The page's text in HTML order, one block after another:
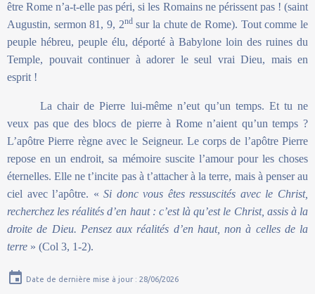
être Rome n’a-t-elle pas péri, si les Romains ne périssent pas ! (saint
Augustin, sermon 81, 9, 2ndsur la chute de Rome). Tout comme le
peuple hébreu, peuple élu, déporté à Babylone loin des ruines du
Temple, pouvait continuer à adorer le seul vrai Dieu, mais en
esprit !
La chair de Pierre lui-même n’eut qu’un temps. Et tu ne
veux pas que des blocs de pierre à Rome n’aient qu’un temps ?
L’apôtre Pierre règne avec le Seigneur. Le corps de l’apôtre Pierre
repose en un endroit, sa mémoire suscite l’amour pour les choses
éternelles. Elle ne t’incite pas à t’attacher à la terre, mais à penser au
ciel avec l’apôtre. «Si donc vous êtes ressuscités avec le Christ,
recherchez les réalités d’en haut : c’est là qu’est le Christ, assis à la
droite de Dieu. Pensez aux réalités d’en haut, non à celles de la
terre » (Col 3, 1-2).
Date de dernière mise à jour : 28/06/2026